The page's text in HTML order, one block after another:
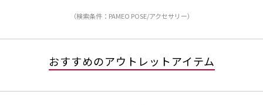
（検索条件：PAMEO POSE/アクセサリー）
おすすめのアウトレットアイテム